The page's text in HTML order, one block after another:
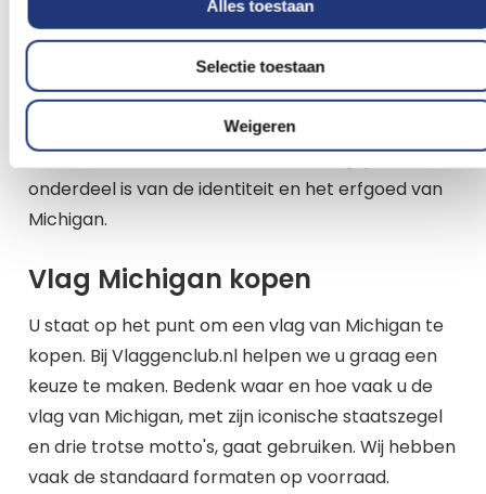
Alles toestaan
Selectie toestaan
Weigeren
symbolen op de vlag van Michigan omdat ze de
rijke natuurlijke rijkdommen en de wilde dieren van
de staat vertegenwoordigen. Beide dieren zijn
inheemse soorten in Michigan en worden
geassocieerd met de uitgestrekte bossen en
wildernis van de staat, wat een belangrijk
onderdeel is van de identiteit en het erfgoed van
Michigan.
Vlag Michigan kopen
U staat op het punt om een vlag van Michigan te
kopen. Bij Vlaggenclub.nl helpen we u graag een
keuze te maken. Bedenk waar en hoe vaak u de
vlag van Michigan, met zijn iconische staatszegel
en drie trotse motto's, gaat gebruiken. Wij hebben
vaak de standaard formaten op voorraad.